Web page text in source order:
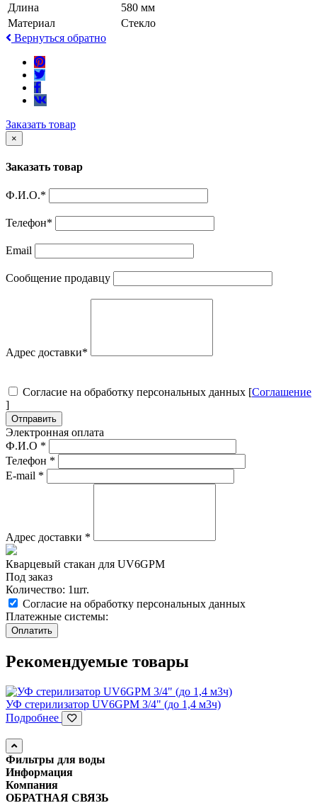
Длина
580 мм
Материал
Стекло
Вернуться обратно
Заказать товар
×
Заказать товар
Ф.И.О.*
Телефон*
Email
Сообщение продавцу
Адрес доставки*
Согласие на обработку персональных данных [Соглашение
]
Отправить
Электронная оплата
Ф.И.О *
Телефон *
E-mail *
Адрес доставки *
Кварцевый стакан для UV6GPM
Под заказ
Количество: 1шт.
Согласие на обработку персональных данных
Платежные системы:
Рекомендуемые товары
УФ стерилизатор UV6GPM 3/4" (до 1,4 м3ч)
Подробнее
Фильтры для воды
Информация
Компания
ОБРАТНАЯ СВЯЗЬ